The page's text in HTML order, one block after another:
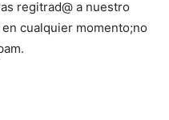
regitrad@ a nuestro
cualquier momento;no